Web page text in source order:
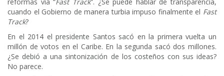
cuando el Gobierno de manera turbia impuso finalmente el Fast
Track?
En el 2014 el presidente Santos sacó en la primera vuelta un
millón de votos en el Caribe. En la segunda sacó dos millones.
¿Se debió a una sintonización de los costeños con sus ideas?
No parece.